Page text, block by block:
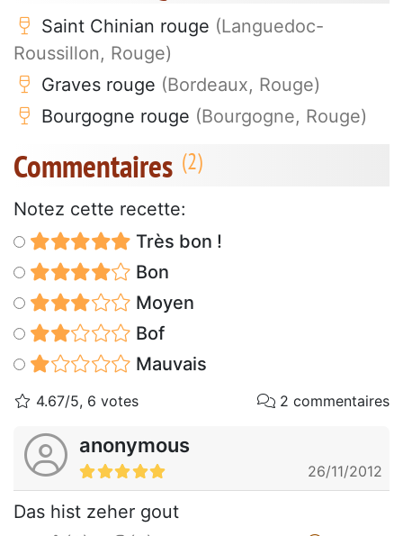
Saint Chinian rouge (Languedoc-
Roussillon, Rouge)
Graves rouge (Bordeaux, Rouge)
Bourgogne rouge (Bourgogne, Rouge)
Commentaires
Notez cette recette:
Très bon !
Bon
Moyen
Bof
Mauvais
4.67/5, 6 votes 2 commentaires
anonymous
26/11/2012
Das hist zeher gout